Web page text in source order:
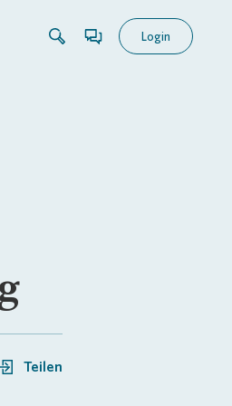
Login
Teilen